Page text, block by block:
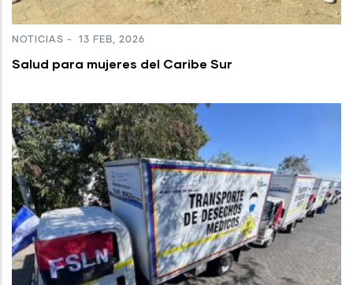
NOTICIAS - 13 FEB, 2026
Salud para mujeres del Caribe Sur